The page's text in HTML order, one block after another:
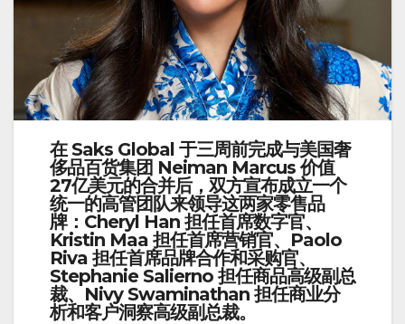
在 Saks Global 于三周前完成与美国奢
侈品百货集团 Neiman Marcus 价值
27亿美元的合并后，双方宣布成立一个
统一的高管团队来领导这两家零售品
牌： Cheryl Han 担任首席数字官、
Kristin Maa 担任首席营销官、Paolo
Riva 担任首席品牌合作和采购官、
Stephanie Salierno 担任商品高级副总
裁、 Nivy Swaminathan 担任商业分
析和客户洞察高级副总裁。